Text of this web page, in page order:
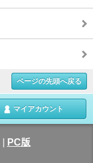
ページの先頭へ戻る
マイアカウント
PC版